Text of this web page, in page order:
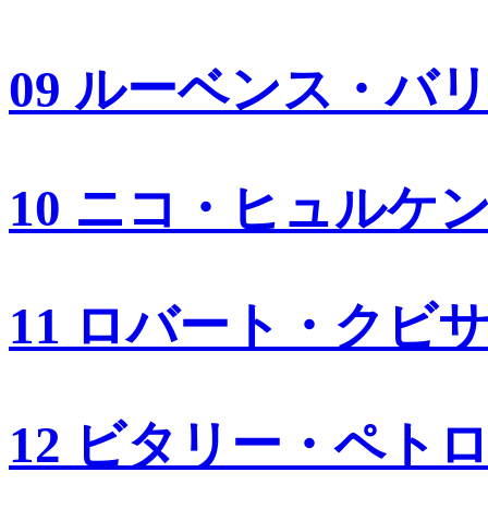
09 ルーベンス・バ
10 ニコ・ヒュルケ
11 ロバート・クビ
12 ビタリー・ペト